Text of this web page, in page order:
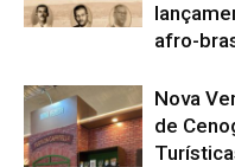
afro-
Nova
de